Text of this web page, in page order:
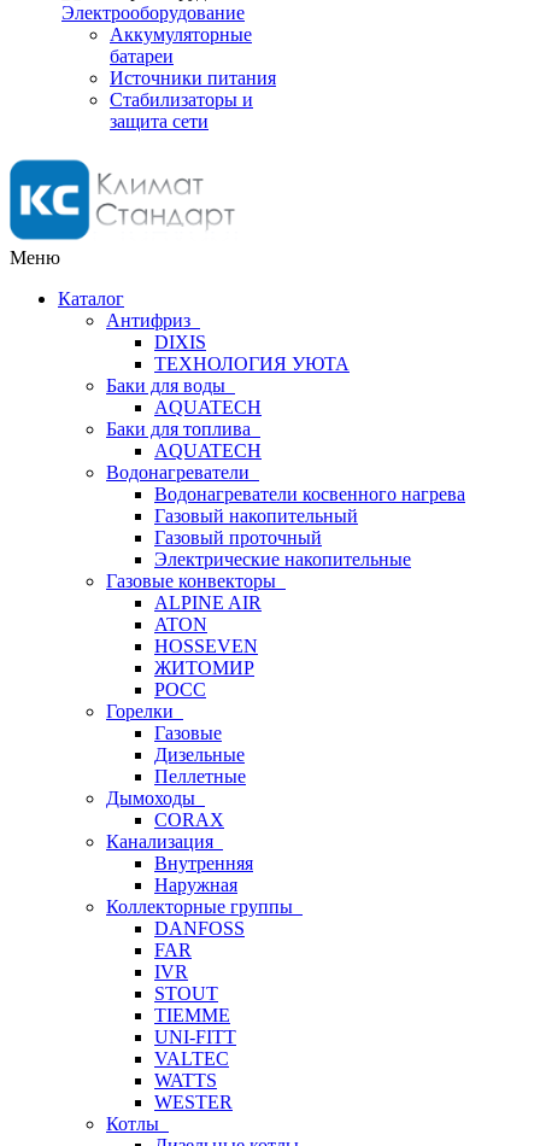
Электрооборудование
Аккумуляторные
батареи
Источники питания
Стабилизаторы и
защита сети
Меню
Каталог
Антифриз
DIXIS
ТЕХНОЛОГИЯ УЮТА
Баки для воды
AQUATECH
Баки для топлива
AQUATECH
Водонагреватели
Водонагреватели косвенного нагрева
Газовый накопительный
Газовый проточный
Электрические накопительные
Газовые конвекторы
ALPINE AIR
ATON
HOSSEVEN
ЖИТОМИР
РОСС
Горелки
Газовые
Дизельные
Пеллетные
Дымоходы
CORAX
Канализация
Внутренняя
Наружная
Коллекторные группы
DANFOSS
FAR
IVR
STOUT
TIEMME
UNI-FITT
VALTEC
WATTS
WESTER
Котлы